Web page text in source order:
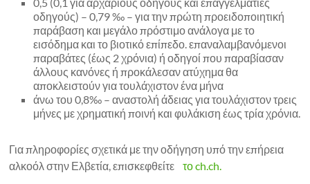
οδηγούς) – 0,79 ‰ – για την πρώτη προειδοποιητική
παράβαση και μεγάλο πρόστιμο ανάλογα με το
εισόδημα και το βιοτικό επίπεδο. επαναλαμβανόμενοι
παραβάτες (έως 2 χρόνια) ή οδηγοί που παραβίασαν
άλλους κανόνες ή προκάλεσαν ατύχημα θα
αποκλειστούν για τουλάχιστον ένα μήνα
άνω του 0,8‰ – αναστολή άδειας για τουλάχιστον τρεις
μήνες με χρηματική ποινή και φυλάκιση έως τρία χρόνια.
Για πληροφορίες σχετικά με την οδήγηση υπό την επήρεια
αλκοόλ στην Ελβετία, επισκεφθείτετο ch.ch.